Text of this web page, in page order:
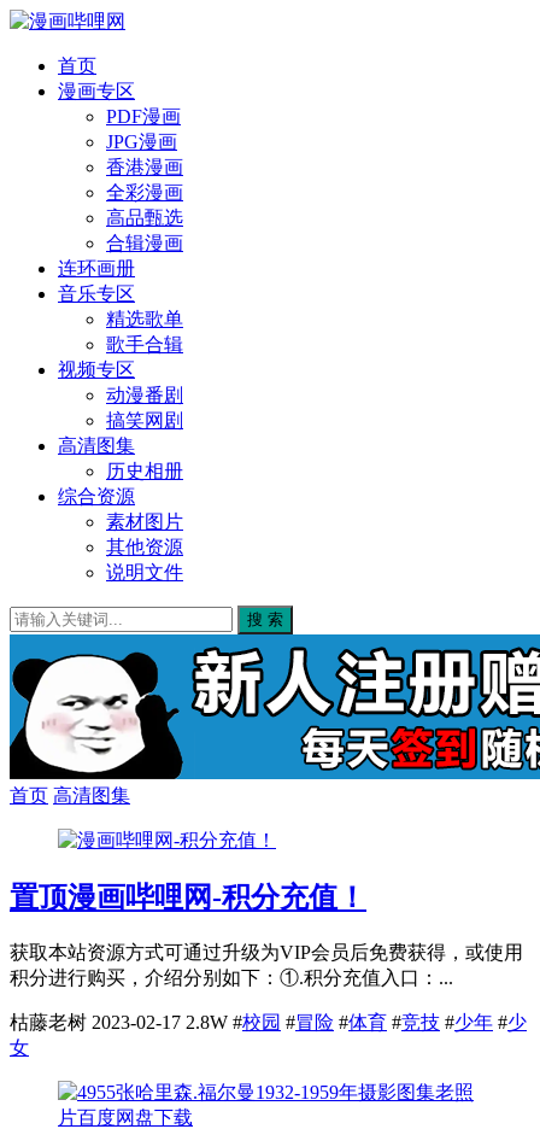
首页
漫画专区
PDF漫画
JPG漫画
香港漫画
全彩漫画
高品甄选
合辑漫画
连环画册
音乐专区
精选歌单
歌手合辑
视频专区
动漫番剧
搞笑网剧
高清图集
历史相册
综合资源
素材图片
其他资源
说明文件
搜 索
首页 高清图集
置顶漫画哔哩网-积分充值！
获取本站资源方式可通过升级为VIP会员后免费获得，或使用
积分进行购买，介绍分别如下：①.积分充值入口：...
枯藤老树 2023-02-17 2.8W #校园 #冒险 #体育 #竞技 #少年 #少
女